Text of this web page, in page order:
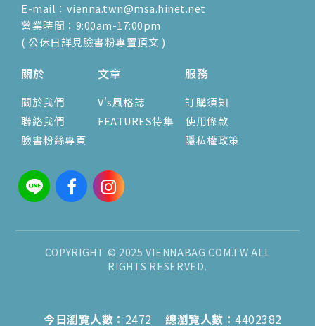
E-mail：vienna.twn@msa.hinet.net
營業時間：9:00am-17:00pm
( 公休日詳見臉書粉專置頂文 )
關於
關於我們
聯絡我們
臉書粉絲專頁
文章
V's風格誌
FEATURES特集
服務
訂購須知
使用條款
隱私權政策
COPYRIGHT © 2025 VIENNABAG.COM.TW ALL
RIGHTS RESERVED.
今日瀏覽人數： 2472 總瀏覽人數：4402382